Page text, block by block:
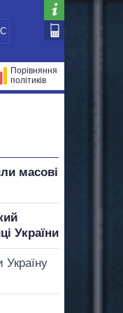
Порівняння
політиків
масові
України
Україну